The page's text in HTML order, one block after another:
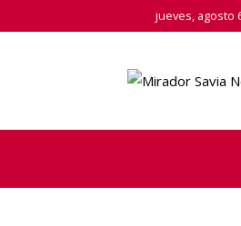
jueves, agosto